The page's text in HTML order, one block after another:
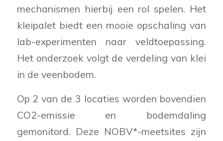
mechanismen hierbij een rol spelen. Het
kleipalet biedt een mooie opschaling van
lab-experimenten naar veldtoepassing.
Het onderzoek volgt de verdeling van klei
in de veenbodem.
Op 2 van de 3 locaties worden bovendien
CO2-emissie en bodemdaling
gemonitord. Deze NOBV*-meetsites zijn